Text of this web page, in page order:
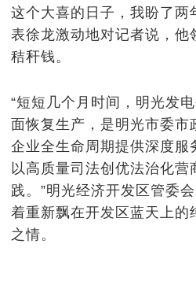
这个大喜的日子，我盼了两
表徐龙激动地对记者说，他
秸秆钱。
“短短几个月时间，明光发
面恢复生产，是明光市委市
企业全生命周期提供深度服
以高质量司法创优法治化营
践。”明光经济开发区管委
着重新飘在开发区蓝天上的
之情。